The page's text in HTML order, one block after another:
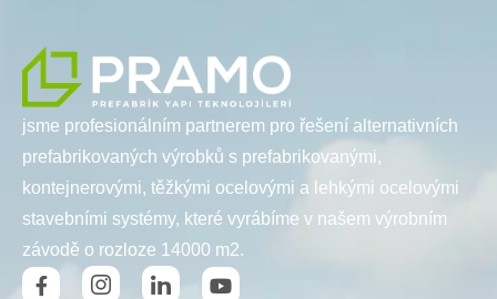
jsme profesionálním partnerem pro řešení alternativních
prefabrikovaných výrobků s prefabrikovanými,
kontejnerovými, těžkými ocelovými a lehkými ocelovými
stavebními systémy, které vyrábíme v našem výrobním
závodě o rozloze 14000 m2.